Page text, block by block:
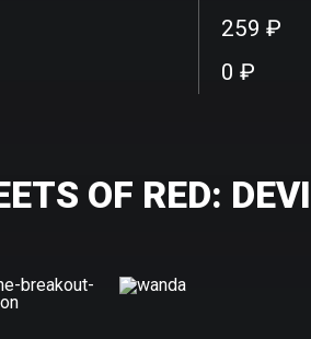
259 ₽
0 ₽
OF RED: